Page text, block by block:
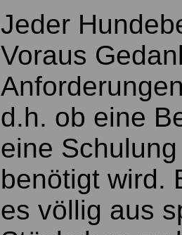
Jeder
Voraus
d.h. ob eine
eine
benötigt wird.
es völlig aus